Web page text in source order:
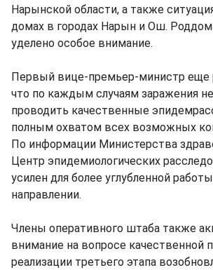
Нарынской области, а также
домах в городах Нарын и Ош.
уделено особое внимание.
Первый вице-премьер-министр еще
что по каждым случаям заражения
проводить качественные
полным охватом всех возможных
По информации Министерства
Центр эпидемиологических
усилен для более углубленной
направлении.
Члены оперативного штаба также
внимание на вопросе качественной
реализации третьего этапа